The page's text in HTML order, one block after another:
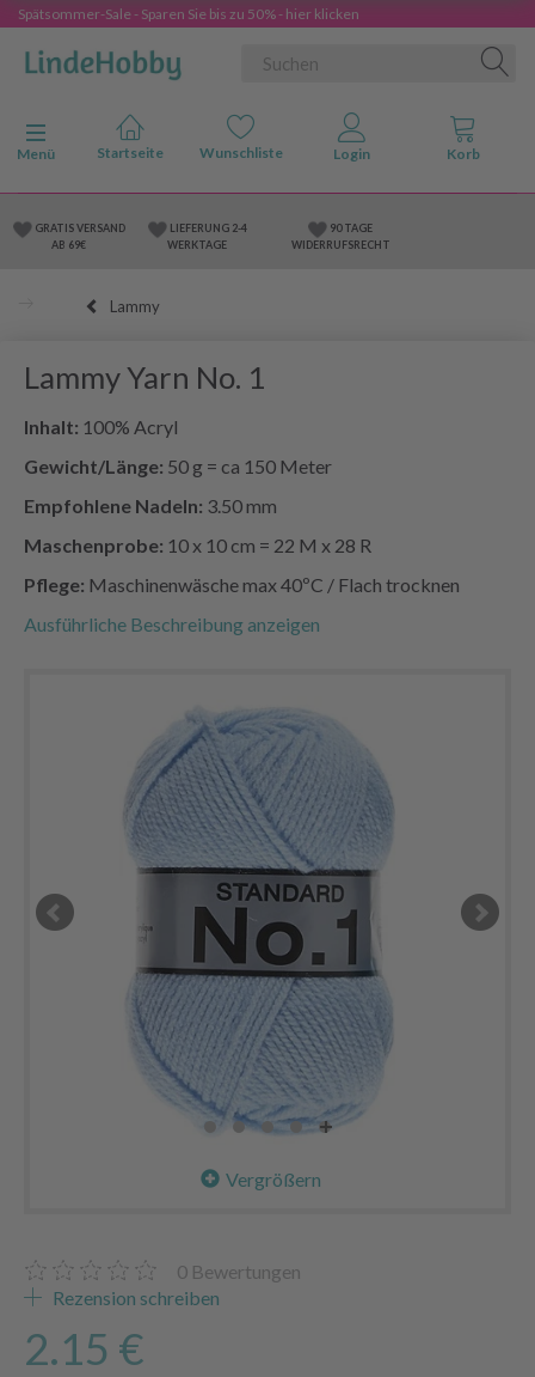
Spätsommer-Sale - Sparen Sie bis zu 50% - hier klicken
Anzeige ändern
Menü
GRATIS VERSAND
AB 69€
LIEFERUNG 2-4
WERKTAGE
90 TAGE
WIDERRUFSRECHT
Lammy
Lammy Yarn No. 1
Inhalt: 100% Acryl
Gewicht/Länge: 50 g = ca 150 Meter
Empfohlene Nadeln: 3.50 mm
Maschenprobe: 10 x 10 cm = 22 M x 28 R
Pflege: Maschinenwäsche max 40ºC / Flach trocknen
Ausführliche Beschreibung anzeigen
Vergrößern
0 Bewertungen
Rezension schreiben
2.15 €